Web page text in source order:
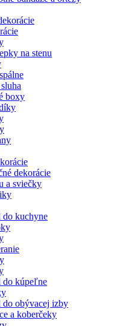
na stenu
boxy
dekorácie
a sviečky
kuchyne
kúpeľne
obývacej izby
a koberčeky